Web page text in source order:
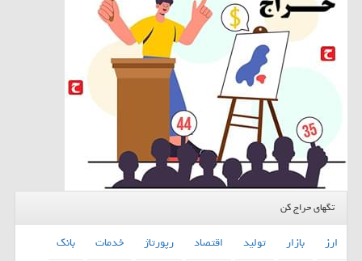
تگهای حراج کن
ارز بازار تولید اقتصاد رپورتاژ خدمات
بانك